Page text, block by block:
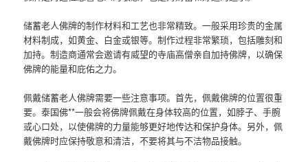
储蓄老人佛牌的制作材料和工艺也非常精致。一般采用珍贵的金属
材料制成，如黄金、白金或银等。制作过程非常繁琐，包括雕刻和
加持。制造商通常会邀请有威望的寺庙高僧亲自加持佛牌，以确保
佛牌的能量和庇佑之力。
佩戴储蓄老人佛牌需要一些注意事项。首先，佩戴佛牌的位置很重
要。泰国佛**一般会将佛牌佩戴在身体较高的位置，如脖子、手腕
或心口处，以使佛牌的力量能够更好地传达和保护身体。另外，佩
戴佛牌时应保持敬意和清洁，不要将其与不洁物品接触。